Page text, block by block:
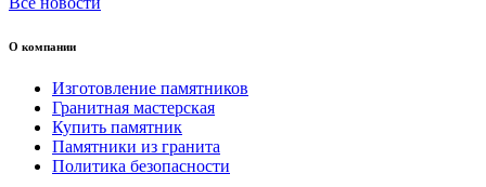
О компании
Изготовление памятников
Гранитная мастерская
Купить памятник
Памятники из гранита
Политика безопасности